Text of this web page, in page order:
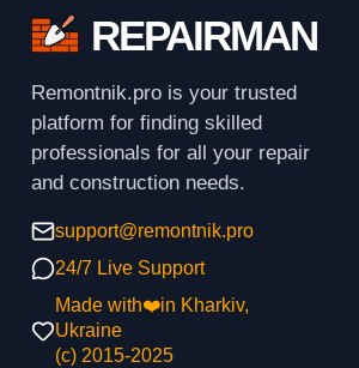
REPAIRMAN
Remontnik.pro is your trusted
platform for finding skilled
professionals for all your repair
and construction needs.
support@remontnik.pro
24/7 Live Support
Made with❤️in Kharkiv,
Ukraine
(с) 2015-2025